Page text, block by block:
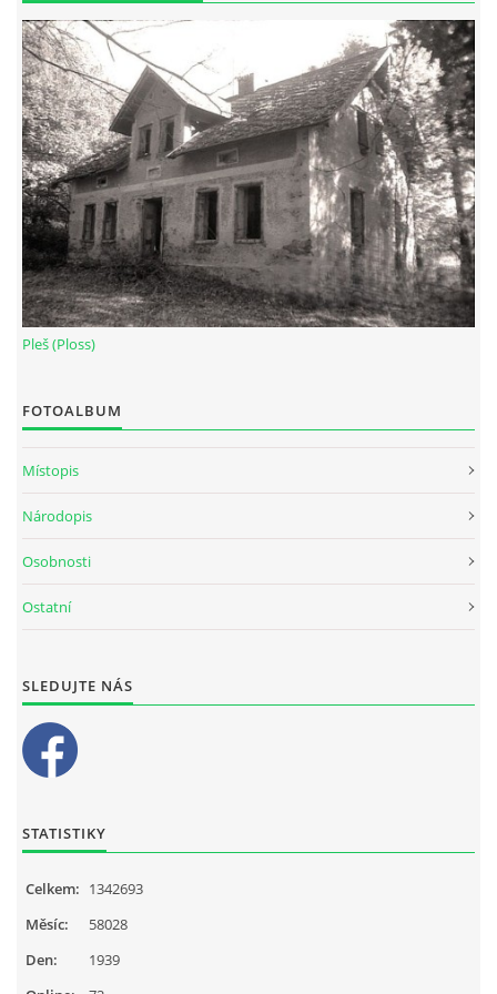
Pleš (Ploss)
FOTOALBUM
Místopis
Národopis
Osobnosti
Ostatní
SLEDUJTE NÁS
STATISTIKY
Celkem: 1342693
Měsíc:
58028
Den:
1939